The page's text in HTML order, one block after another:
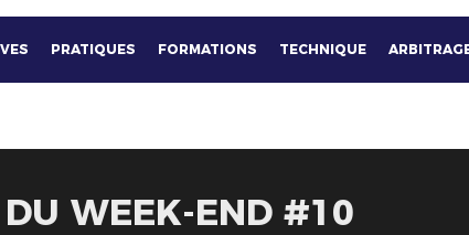
PRATIQUES FORMATIONS TECHNIQUE
DU WEEK-END #10